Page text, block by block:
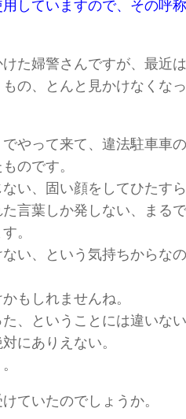
していますので、その呼
た婦警さんですが、最近
の、とんと見かけなくな
やって来て、違法駐車車
のです。
い、固い顔をしてひたす
言葉しか発しない、まる
。
い、という気持ちからな
もしれませんね。
、ということには違いない
にありえない。
ていたのでしょうか。